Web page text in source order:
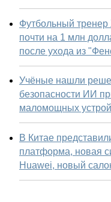
Футбольный
почти на 1 млн
после ухода из
Учёные нашли
безопасности ИИ
маломощных
В Китае
платформа, новая
Huawei, новый